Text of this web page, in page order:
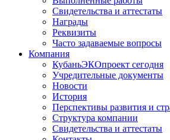
Свидетельства и аттестаты
Награды
Реквизиты
Часто задаваемые вопросы
Компания
КубаньЭКОпроект сегодня
Учредительные документы
Новости
История
Перспективы развития и
Структура компании
Свидетельства и аттестаты